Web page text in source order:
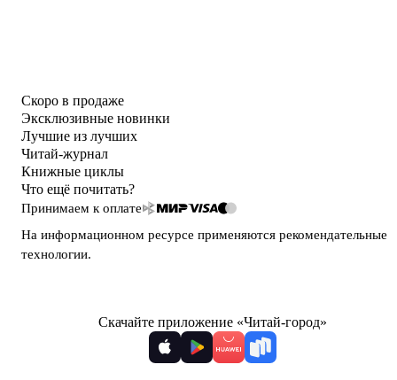
Скоро в продаже
Эксклюзивные новинки
Лучшие из лучших
Читай-журнал
Книжные циклы
Что ещё почитать?
Принимаем к оплате
На информационном ресурсе применяются рекомендательные
технологии.
Скачайте приложение «Читай-город»